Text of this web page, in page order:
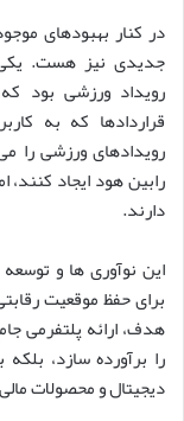
در کنار بهبودهای
جدیدی نیز هست. یکی
رویداد ورزشی بود
قراردادها که به
رویدادهای ورزشی را
رابین هود ایجاد کنند،
دارند.
این نوآوری ها و
برای حفظ موقعیت
هدف، ارائه پلتفرمی
را برآورده سازد،
دیجیتال و محصولات